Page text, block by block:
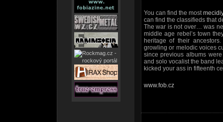
You can find the most
can find the classifieds that
The war is not over… was
middle age rebel’s town
heritage of their
growling or melodic voices
since previous albums
and solo vocalist the band
kicked your ass in fifteenth
www.fob.cz